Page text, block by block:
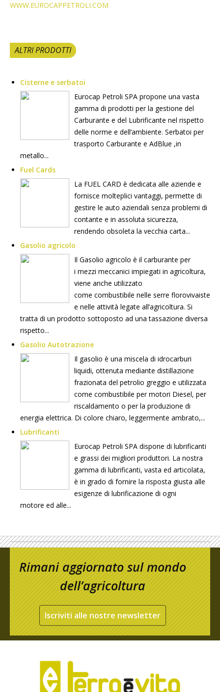
WWW.EUROCAPPETROLI.COM
ALTRI PRODOTTI
Cisterne e serbatoi
Eurocap Petroli SPA propone una vasta
gamma di prodotti per la gestione del
Carburante e del Lubrificante nel rispetto
delle norme e dell’ambiente. Serbatoi per
trasporto Carburante e AdBlue ,in
metallo...
Fuel Cards
La FUEL CARD è dedicata alle aziende e
fornisce molteplici vantaggi, permette di
gestire le auto aziendali senza problemi di
contante e in assoluta sicurezza,
rendendo obsoleta la vecchia carta...
Gasolio agricolo
Il Gasolio agricolo è il carburante per
i mezzi meccanici impiegati in agricoltura,
viene anche utilizzato
come combustibile nelle serre florovivaiste
e nelle attività legate all’agricoltura. Si
tratta di un prodotto sottoposto ad una tassazione diversa
rispetto...
Gasolio Autotrazione
Il gasolio è una miscela di idrocarburi
liquidi, ottenuta mediante distillazione
frazionata del petrolio greggio e utilizzata
come combustibile per motori Diesel, per
riscaldamento o per la produzione di
energia elettrica. Di colore chiaro, leggermente ambrato,...
Lubrificanti
Eurocap Petroli SPA dispone di lubrificanti
e grassi dei migliori produttori. La nostra
gamma di lubrificanti, vasta ed articolata,
è in grado di fornire la risposta giusta alle
esigenze di lubrificazione di ogni
motore ed alle...
Rimani aggiornato sul mondo
dell’agricoltura
Iscriviti alle nostre newsletter